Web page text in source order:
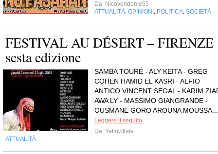
Da Nicovendome55
ATTUALITÀ OPINIONI POLITICA SOCIETÀ
FESTIVAL AU DÉSERT – FIRENZE
sesta edizione
SAMBA TOURÉ - ALY KEITA - GREG
COHEN HAMID EL KASRI - ALFIO
ANTICO VINCENT SEGAL - KARIM
AWA LY - MASSIMO GIANGRANDE -
OUSMANE GORO AROUNA MOUSSA...
Leggere il seguito
Da Yellowflate
ATTUALITÀ